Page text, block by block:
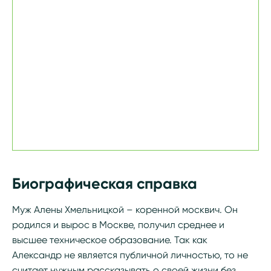
Биографическая справка
Муж Алены Хмельницкой – коренной москвич. Он
родился и вырос в Москве, получил среднее и
высшее техническое образование. Так как
Александр не является публичной личностью, то не